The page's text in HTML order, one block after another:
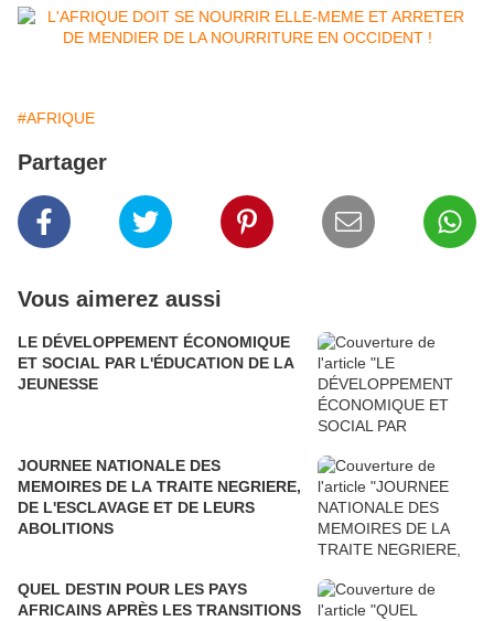
#AFRIQUE
Partager
Vous aimerez aussi
LE DÉVELOPPEMENT ÉCONOMIQUE
ET SOCIAL PAR L'ÉDUCATION DE LA
JEUNESSE
JOURNEE NATIONALE DES
MEMOIRES DE LA TRAITE NEGRIERE,
DE L'ESCLAVAGE ET DE LEURS
ABOLITIONS
QUEL DESTIN POUR LES PAYS
AFRICAINS APRÈS LES TRANSITIONS